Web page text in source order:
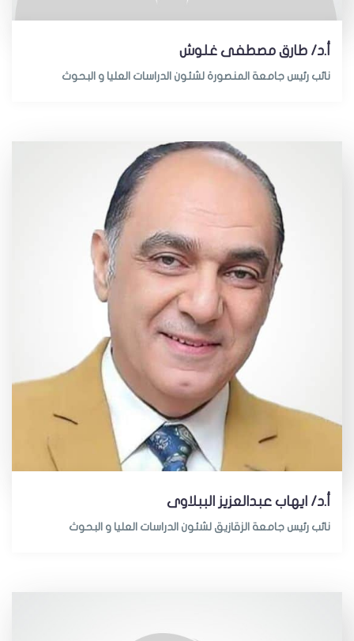
أ.د/ طارق مصطفى غلوش
نائب رئيس جامعة المنصورة لشئون الدراسات العليا و البحوث
أ.د/ ايهاب عبدالعزيز الببلاوى
نائب رئيس جامعة الزقازيق لشئون الدراسات العليا و البحوث